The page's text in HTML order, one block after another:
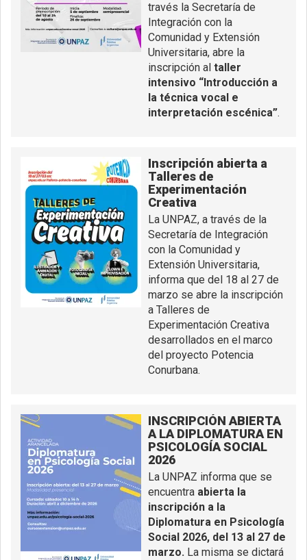
través la Secretaría de
Integración con la
Comunidad y Extensión
Universitaria, abre la
inscripción al taller
intensivo “Introducción a
la técnica vocal e
interpretación escénica”.
Inscripción abierta a
Talleres de
Experimentación
Creativa
La UNPAZ, a través de la
Secretaría de Integración
con la Comunidad y
Extensión Universitaria,
informa que del 18 al 27 de
marzo se abre la inscripción
a Talleres de
Experimentación Creativa
desarrollados en el marco
del proyecto Potencia
Conurbana.
INSCRIPCIÓN ABIERTA
A LA DIPLOMATURA EN
PSICOLOGÍA SOCIAL
2026
La UNPAZ informa que se
encuentra abierta la
inscripción a la
Diplomatura en Psicología
Social 2026, del 13 al 27 de
marzo. La misma se dictará